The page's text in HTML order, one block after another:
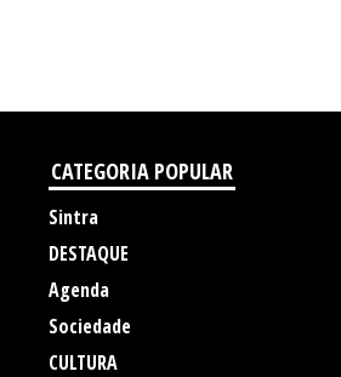
CATEGORIA POPULAR
Sintra
DESTAQUE
Agenda
Sociedade
CULTURA